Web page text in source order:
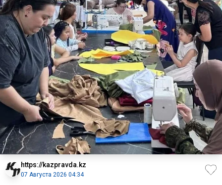
https://kazpravda.kz
07 Августа 2026 04:34